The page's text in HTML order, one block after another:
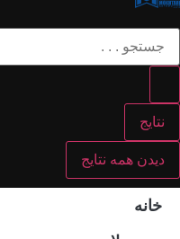
نتایج
دیدن همه نتایج
خانه